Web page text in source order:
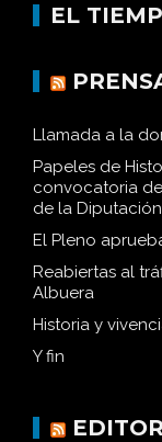
EL
Llamada a la
Papeles de
convocatoria
de la Diputación
El Pleno
Reabiertas al
Albuera
Historia y
Y fin